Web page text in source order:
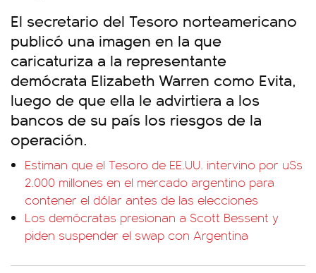
El secretario del Tesoro norteamericano
publicó una imagen en la que
caricaturiza a la representante
demócrata Elizabeth Warren como Evita,
luego de que ella le advirtiera a los
bancos de su país los riesgos de la
operación.
Estiman que el Tesoro de EE.UU. intervino por u$s
2.000 millones en el mercado argentino para
contener el dólar antes de las elecciones
Los demócratas presionan a Scott Bessent y
piden suspender el swap con Argentina